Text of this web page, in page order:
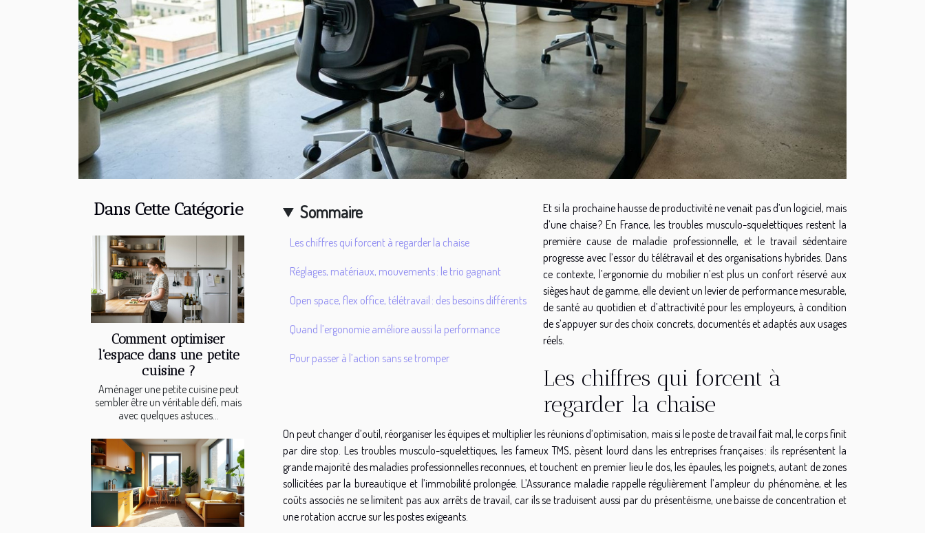
Dans Cette Catégorie
Comment optimiser
l'espace dans une petite
cuisine ?
Aménager une petite cuisine peut
sembler être un véritable défi, mais
avec quelques astuces...
Sommaire
Les chiffres qui forcent à regarder la chaise
Réglages, matériaux, mouvements : le trio gagnant
Open space, flex office, télétravail : des besoins différents
Quand l’ergonomie améliore aussi la performance
Pour passer à l’action sans se tromper
Et si la prochaine hausse de productivité ne venait pas d’un logiciel, mais
d’une chaise ? En France, les troubles musculo-squelettiques restent la
première cause de maladie professionnelle, et le travail sédentaire
progresse avec l’essor du télétravail et des organisations hybrides. Dans
ce contexte, l’ergonomie du mobilier n’est plus un confort réservé aux
sièges haut de gamme, elle devient un levier de performance mesurable,
de santé au quotidien et d’attractivité pour les employeurs, à condition
de s’appuyer sur des choix concrets, documentés et adaptés aux usages
réels.
Les chiffres qui forcent à
regarder la chaise
On peut changer d’outil, réorganiser les équipes et multiplier les réunions d’optimisation, mais si le poste de travail fait mal, le corps finit
par dire stop. Les troubles musculo-squelettiques, les fameux TMS, pèsent lourd dans les entreprises françaises : ils représentent la
grande majorité des maladies professionnelles reconnues, et touchent en premier lieu le dos, les épaules, les poignets, autant de zones
sollicitées par la bureautique et l’immobilité prolongée. L’Assurance maladie rappelle régulièrement l’ampleur du phénomène, et les
coûts associés ne se limitent pas aux arrêts de travail, car ils se traduisent aussi par du présentéisme, une baisse de concentration et
une rotation accrue sur les postes exigeants.